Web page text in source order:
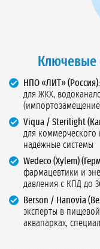
НПО «ЛИТ» (Россия):
для ЖКХ,
Viqua / Sterilight
для коммерческого
надёжные системы
Wedeco (Xylem)
фармацевтики и
давления с КПД до
Berson / Hanovia
эксперты в
аквапарках,